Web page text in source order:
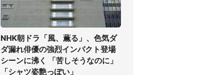
NHK朝ドラ「風、薫る」、色気ダ
ダ漏れ俳優の強烈インパクト登場
シーンに沸く 「苦しそうなのに」
「シャツ姿艶っぽい」